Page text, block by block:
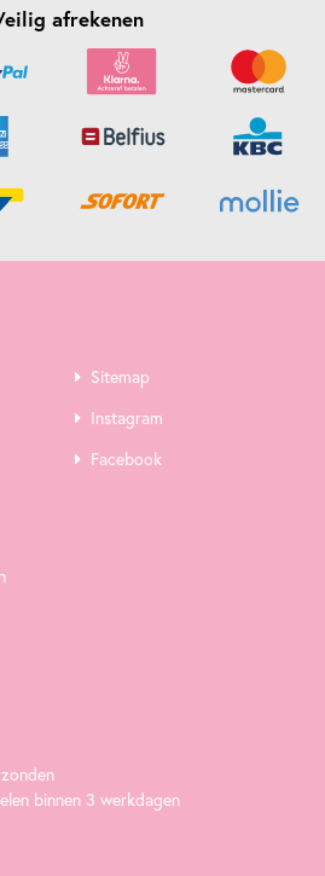
afrekenen
Sitemap
Instagram
Facebook
binnen 3 werkdagen